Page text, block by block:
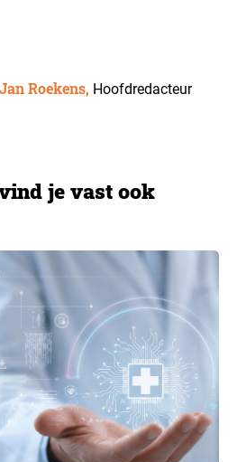
Jan Roekens, Hoofdredacteur
je vast ook